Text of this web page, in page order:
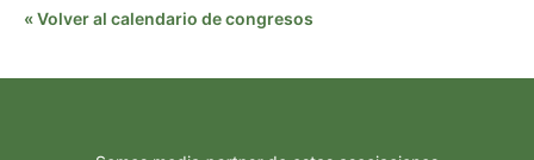
« Volver al calendario de congresos